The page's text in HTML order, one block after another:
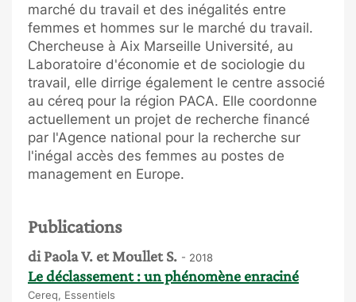
marché du travail et des inégalités entre
femmes et hommes sur le marché du travail.
Chercheuse à Aix Marseille Université, au
Laboratoire d'économie et de sociologie du
travail, elle dirrige également le centre associé
au céreq pour la région PACA. Elle coordonne
actuellement un projet de recherche financé
par l'Agence national pour la recherche sur
l'inégal accès des femmes au postes de
management en Europe.
Publications
di Paola V. et Moullet S. - 2018
Le déclassement : un phénomène enraciné
Cereq, Essentiels